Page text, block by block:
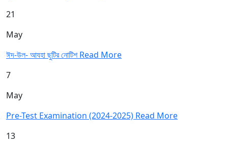
21
May
ঈদ-উল- আযহা ছুটির নোটিশRead More
7
May
Pre-Test Examination (2024-2025) Read More
13